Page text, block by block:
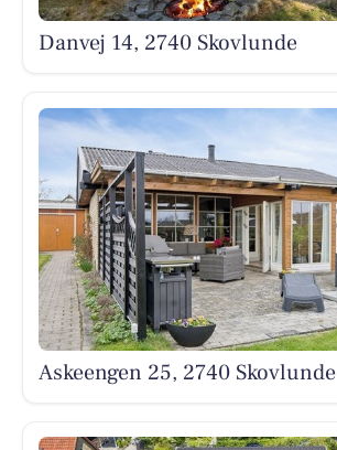
Danvej 14, 2740 Skovlunde
Askeengen 25, 2740 Skovlunde